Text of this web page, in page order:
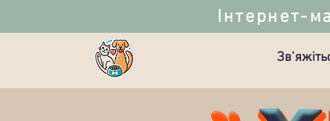
Інтернет-